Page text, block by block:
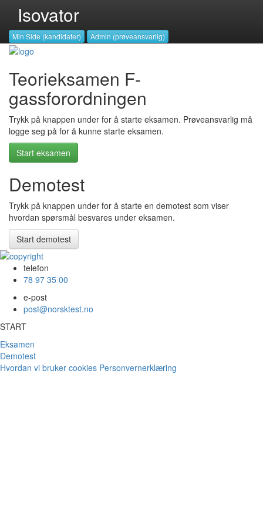
Isovator
Min Side (kandidater) Admin (prøveansvarlig)
innholdTeorieksamen F-
gassforordningen
Trykk på knappen under for å starte eksamen. Prøveansvarlig må
logge seg på for å kunne starte eksamen.
Start eksamen
Demotest
Trykk på knappen under for å starte en demotest som viser
hvordan spørsmål besvares under eksamen.
Start demotest
telefon
78 97 35 00
e-post
post@norsktest.no
START
Eksamen
Demotest
Hvordan vi bruker cookies Personvernerklæring